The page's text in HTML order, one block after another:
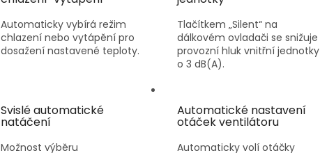
Automaticky vybírá režim
chlazení nebo vytápění pro
dosažení nastavené teploty.
Tlačítkem „Silent“ na
dálkovém ovladači se snižuje
provozní hluk vnitřní jednotky
o 3 dB(A).
Svislé automatické
natáčení
Možnost výběru
Automatické nastavení
otáček ventilátoru
Automaticky volí otáčky